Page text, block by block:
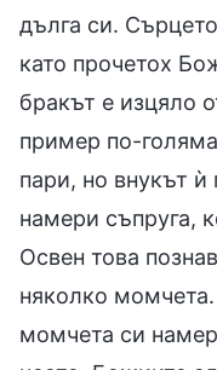
дълга си.
като прочетох
бракът е изцяло
пример по-
пари, но внукът
намери съпруга,
Освен това
няколко
момчета си